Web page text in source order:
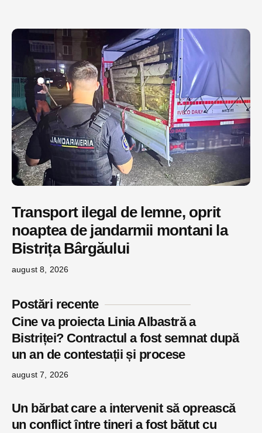
Transport ilegal de lemne, oprit
noaptea de jandarmii montani la
Bistrița Bârgăului
august 8, 2026
Postări recente
Cine va proiecta Linia Albastră a
Bistriței? Contractul a fost semnat după
un an de contestații și procese
august 7, 2026
Un bărbat care a intervenit să oprească
un conflict între tineri a fost bătut cu